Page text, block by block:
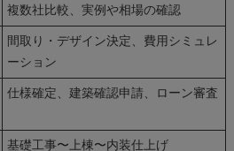
複数社比較、実例や相場の確認
間取り・デザイン決定、費用シミュレ
ーション
仕様確定、建築確認申請、ローン審査
基礎工事〜上棟〜内装仕上げ